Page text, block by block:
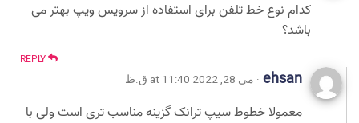
کدام نوع خط تلفن برای استفاده از سرویس ویپ بهتر می
باشد؟
ehsan · می 28, 2022 at 11:40 ق.ظ
معمولا خطوط سیپ ترانک گزینه مناسب تری است ولی با